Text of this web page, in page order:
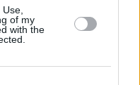
of my
with the
que mancille mi honor,